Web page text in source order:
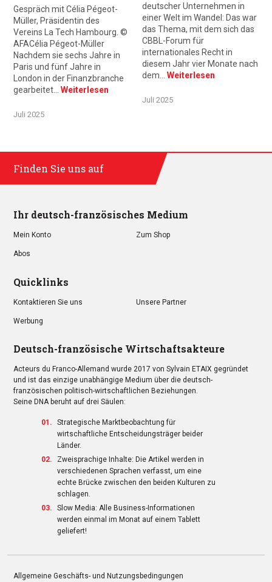
Gespräch mit Célia Pégeot-
Müller, Präsidentin des
Vereins La Tech Hambourg. ©
AFACélia Pégeot-Müller
Nachdem sie sechs Jahre in
Paris und fünf Jahre in
London in der Finanzbranche
gearbeitet… Weiterlesen
Juli 2025
deutscher Unternehmen in
einer Welt im Wandel: Das war
das Thema, mit dem sich das
CBBL-Forum für
internationales Recht in
diesem Jahr vier Monate nach
dem… Weiterlesen
Juli 2025
Finden Sie uns auf
Ihr deutsch-französisches Medium
Mein Konto Zum Shop
Abos
Quicklinks
Kontaktieren Sie uns Unsere Partner
Werbung
Deutsch-französische Wirtschaftsakteure
Acteurs du Franco-Allemand wurde 2017 von Sylvain ETAIX gegründet
und ist das einzige unabhängige Medium über die deutsch-
französischen politisch-wirtschaftlichen Beziehungen.
Seine DNA beruht auf drei Säulen:
Strategische Marktbeobachtung für
wirtschaftliche Entscheidungsträger beider
Länder.
Zweisprachige Inhalte: Die Artikel werden in
verschiedenen Sprachen verfasst, um eine
echte Brücke zwischen den beiden Kulturen zu
schlagen.
Slow Media: Alle Business-Informationen
werden einmal im Monat auf einem Tablett
geliefert!
Allgemeine Geschäfts- und Nutzungsbedingungen